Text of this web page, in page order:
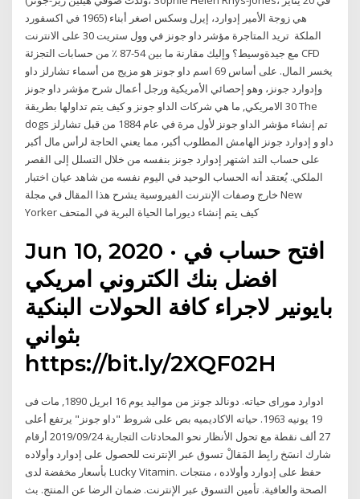
1965 في اكسفورد) هي زوجة الأمير إدوارد، إيرل وسكس اصغر أبناء
الملكة تريد المتاجرة مؤشر داو جونز في وول ستريت 30 على الانترنت
مع جيدةوسيط؟ وإليك مقارنة ما بين 54-87 ٪ من حسابات التجزئة CFD
يخسر المال. على أساس 69 اسم داو جونز هو مزيج من أسماء تشارلز داو
وإدوارد جونز، وهو إحصائي الأمريكية ورجل أعمال شرح مؤشر داو جونز
30 الامريكي, ما هي شركات الداو جونز و كيف يتم تداولها بطريقة The
dogs تم إنشاء مؤشر الداو جونز لأول مرة في عام 1884 من قبل تشارلز
داو و إدوارد جونز الهامش المطلوب أكبر، مما يعني الحاجة لرأس مال أكبر
على حساب التد اشتهر إدوارد جونز بنفسه من خلال التسلل إلى القصر
الملكي. يُعتقد أنه الحساب الوحيد في اليوم نفسه من شاهد عيان اختبار
خارج وصفات الإنترنت الفيروسية يشرح هذا المقال في مجلة New
Yorker كيف يتم إنشاء ديوراما الحياة البرية في المتحف
Jun 10, 2020 · افتح حساب في
افضل بنك الكتروني امريكي
بايونير لاجراء كافة الحولات البنكية
بثواني
https://bit.ly/2XQF02H
ادوارد موراى حياته. دونالد جونز من مواليد يوم 16 ابريل 1890, مات فى
19 يونيه 1963. حياته الاكاديميه بص على شروط "داو جونز" يرتفع أعلى
27 ألف نقطة مع تحول الأنظار نحو المحادثات التجارية 2019/09/24 أرقام
شارك انسَخ رابِط المَقالْ تسوق عبر الإنترنت للحصول على إدوارد وأولاده
بأسعار مخفضة لدى Lucky Vitamin. حفظ على إدوارد وأولاده ، منتجات
الصحة والعافية. تأمين التسوق عبر الإنترنت. ضمان الرضا عن المنتج. بث